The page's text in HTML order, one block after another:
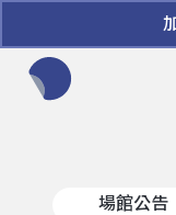
場館公告